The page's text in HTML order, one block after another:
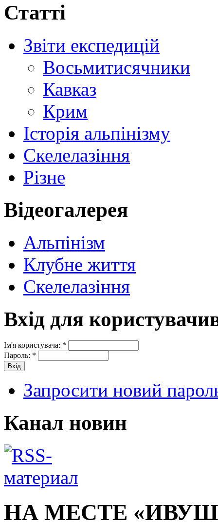
Статті
Звіти експедицій
Восьмитисячники
Кавказ
Крим
Історія альпінізму
Скелелазіння
Різне
Відеогалерея
Альпінізм
Клубне життя
Скелелазіння
Вхід для
Ім'я користувача: *
Пароль: *
Запросити новий
Канал новин
НА МЕСТЕ